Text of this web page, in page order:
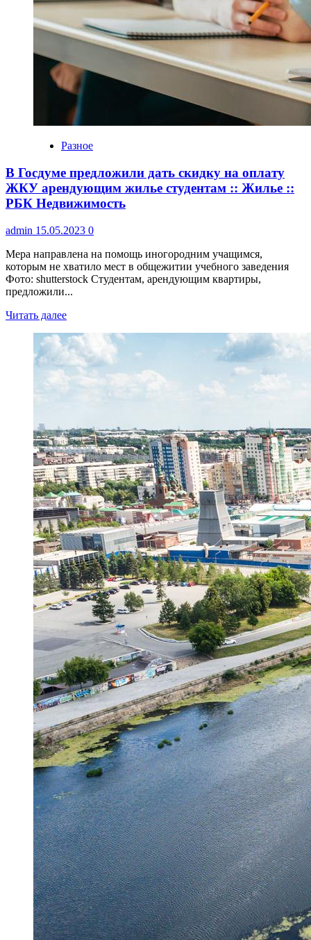
Разное
В Госдуме предложили дать скидку на оплату
ЖКУ арендующим жилье студентам :: Жилье ::
РБК Недвижимость
admin 15.05.2023 0
Мера направлена на помощь иногородним учащимся,
которым не хватило мест в общежитии учебного заведения
Фото: shutterstock Студентам, арендующим квартиры,
предложили...
Читать далее